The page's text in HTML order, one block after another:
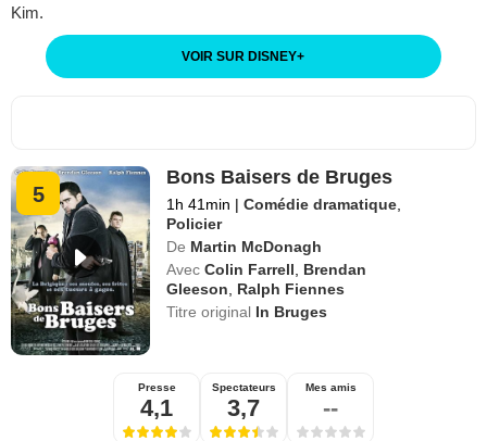
Kim.
VOIR SUR DISNEY+
5
Bons Baisers de Bruges
1h 41min | Comédie dramatique
Policier
De Martin McDonagh
Avec Colin Farrell
Brendan
Gleeson
Ralph Fiennes
Titre original In Bruges
Presse
4,1
Spectateurs
3,7
Mes amis
--